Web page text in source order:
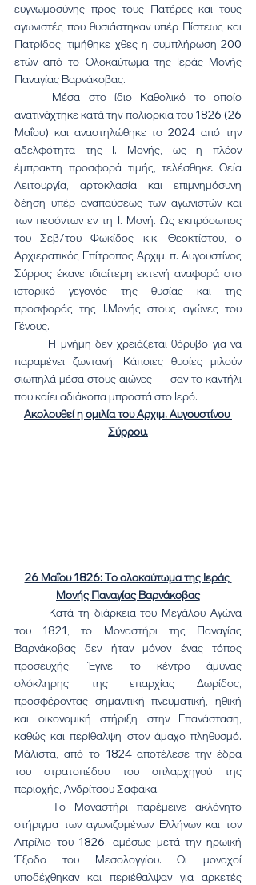
ευγνωμοσύνης προς τους Πατέρες και τους
αγωνιστές που θυσιάστηκαν υπέρ Πίστεως και
Πατρίδος, τιμήθηκε χθες η συμπλήρωση 200
ετών από το Ολοκαύτωμα της Ιεράς Μονής
Παναγίας Βαρνάκοβας.
ανατινάχτηκε κατά την πολιορκία του 1826 (26
Μαΐου) και αναστηλώθηκε το 2024 από την
αδελφότητα της Ι. Μονής, ως η πλέον
έμπρακτη προσφορά τιμής, τελέσθηκε Θεία
Λειτουργία, αρτοκλασία και επιμνημόσυνη
δέηση υπέρ αναπαύσεως των αγωνιστών και
των πεσόντων εν τη Ι. Μονή. Ως εκπρόσωπος
του Σεβ/του Φωκίδος κ.κ. Θεοκτίστου, ο
Αρχιερατικός Επίτροπος Αρχιμ. π. Αυγουστίνος
Σύρρος έκανε ιδιαίτερη εκτενή αναφορά στο
ιστορικό γεγονός της θυσίας και της
προσφοράς της Ι.Μονής στους αγώνες του
Γένους.
παραμένει ζωντανή. Κάποιες θυσίες μιλούν
σιωπηλά μέσα στους αιώνες — σαν το καντήλι
που καίει αδιάκοπα μπροστά στο Ιερό.
Ακολουθεί η ομιλία του Αρχιμ. Αυγουστίνου
Σύρρου.
26 Μαΐου 1826: Το ολοκαύτωμα της Ιεράς
Μονής Παναγίας Βαρνάκοβας
του 1821, το Μοναστήρι της Παναγίας
Βαρνάκοβας δεν ήταν μόνον ένας τόπος
προσευχής. Έγινε το κέντρο άμυνας
ολόκληρης της επαρχίας Δωρίδος,
προσφέροντας σημαντική πνευματική, ηθική
και οικονομική στήριξη στην Επανάσταση,
καθώς και περίθαλψη στον άμαχο πληθυσμό.
Μάλιστα, από το 1824 αποτέλεσε την έδρα
του στρατοπέδου του οπλαρχηγού της
περιοχής, Ανδρίτσου Σαφάκα.
στήριγμα των αγωνιζομένων Ελλήνων και τον
Απρίλιο του 1826, αμέσως μετά την ηρωική
Έξοδο του Μεσολογγίου. Οι μοναχοί
υποδέχθηκαν και περιέθαλψαν για αρκετές